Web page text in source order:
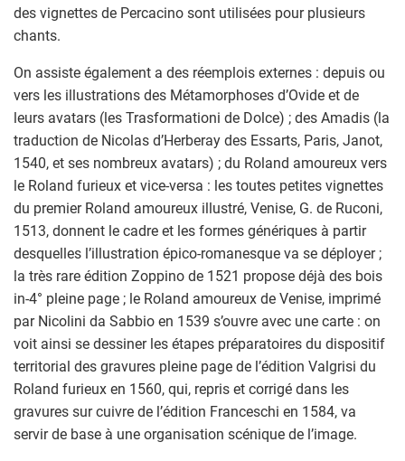
des vignettes de Percacino sont utilisées pour plusieurs
chants.
On assiste également a des réemplois externes : depuis ou
vers les illustrations des Métamorphoses d’Ovide et de
leurs avatars (les Trasformationi de Dolce) ; des Amadis (la
traduction de Nicolas d’Herberay des Essarts, Paris, Janot,
1540, et ses nombreux avatars) ; du Roland amoureux vers
le Roland furieux et vice-versa : les toutes petites vignettes
du premier Roland amoureux illustré, Venise, G. de Ruconi,
1513, donnent le cadre et les formes génériques à partir
desquelles l’illustration épico-romanesque va se déployer ;
la très rare édition Zoppino de 1521 propose déjà des bois
in-4° pleine page ; le Roland amoureux de Venise, imprimé
par Nicolini da Sabbio en 1539 s’ouvre avec une carte : on
voit ainsi se dessiner les étapes préparatoires du dispositif
territorial des gravures pleine page de l’édition Valgrisi du
Roland furieux en 1560, qui, repris et corrigé dans les
gravures sur cuivre de l’édition Franceschi en 1584, va
servir de base à une organisation scénique de l’image.